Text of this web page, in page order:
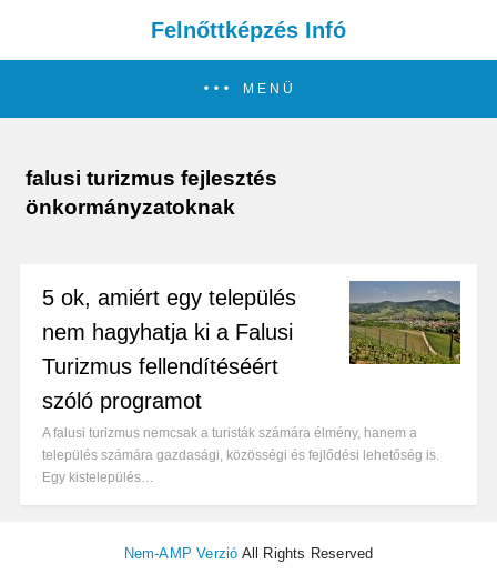
Felnőttképzés Infó
MENÜ
falusi turizmus fejlesztés
önkormányzatoknak
5 ok, amiért egy település
nem hagyhatja ki a Falusi
Turizmus fellendítéséért
szóló programot
A falusi turizmus nemcsak a turisták számára élmény, hanem a
település számára gazdasági, közösségi és fejlődési lehetőség is.
Egy kistelepülés…
Nem-AMP Verzió All Rights Reserved